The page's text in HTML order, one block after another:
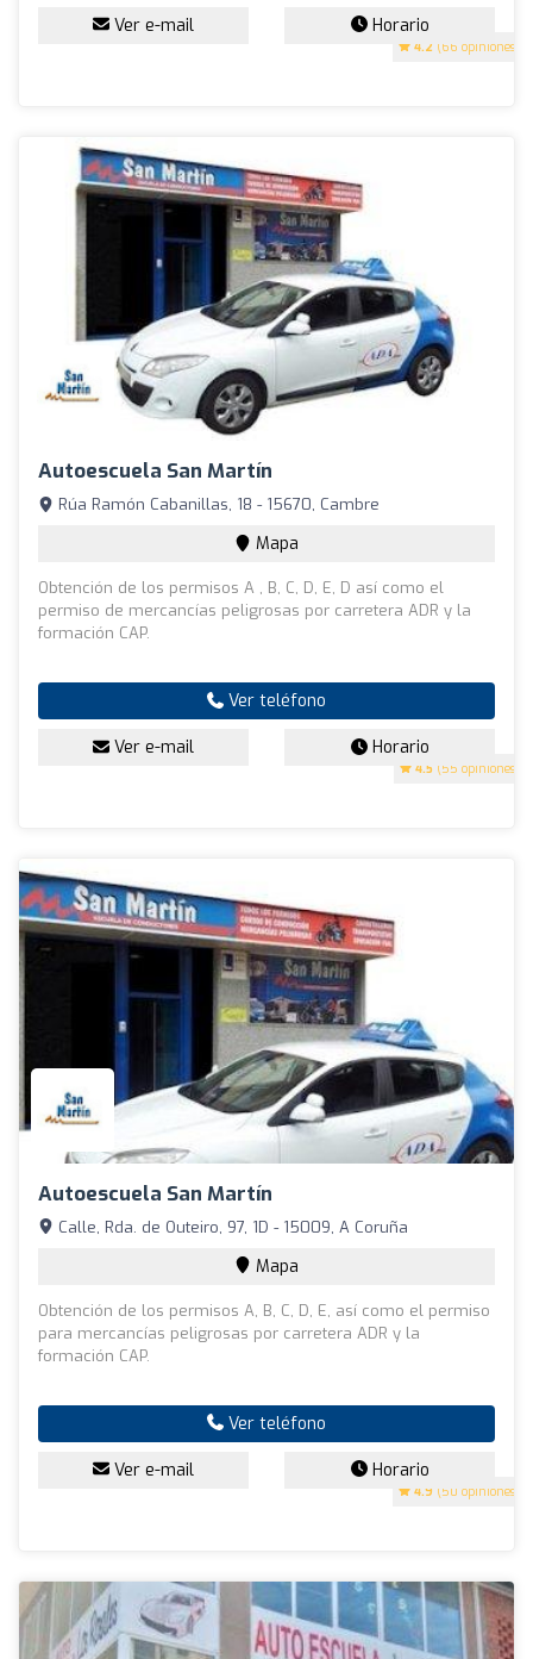
4.2 (66 opiniones)
Ver e-mail Horario
Autoescuela San Martín
4.5 (55 opiniones)
Rúa Ramón Cabanillas, 18 - 15670, Cambre
Mapa
Obtención de los permisos A , B, C, D, E, D así como el
permiso de mercancías peligrosas por carretera ADR y la
formación CAP.
Ver teléfono
Ver e-mail Horario
Autoescuela San Martín
4.9 (50 opiniones)
Calle, Rda. de Outeiro, 97, 1D - 15009, A Coruña
Mapa
Obtención de los permisos A, B, C, D, E, así como el permiso
para mercancías peligrosas por carretera ADR y la
formación CAP.
Ver teléfono
Ver e-mail Horario